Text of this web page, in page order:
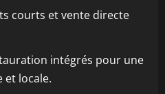
courts et vente directe
intégrés pour une
et locale.